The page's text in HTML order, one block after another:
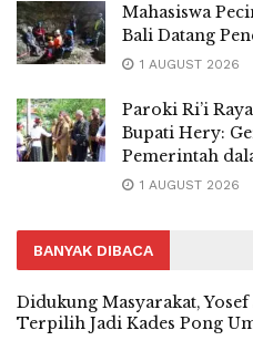
Mahasiswa
Bali Datang
1 AUGUST 2026
Paroki Ri’i
Bupati Hery:
Pemerintah
1 AUGUST 2026
BANYAK DIBACA
Didukung Masyarakat,
Terpilih Jadi Kades Pong